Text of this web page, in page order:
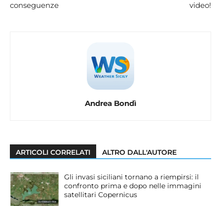
conseguenze
video!
Andrea Bondì
ARTICOLI CORRELATI ALTRO DALL'AUTORE
Gli invasi siciliani tornano a riempirsi: il
confronto prima e dopo nelle immagini
satellitari Copernicus